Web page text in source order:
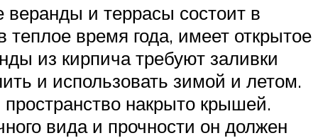
и террасы состоит в
теплое время года, имеет открытое
из кирпича требуют заливки
и использовать зимой и летом.
накрыто крышей.
вида и прочности он должен